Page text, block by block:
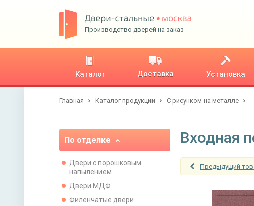
Производство дверей на заказ
Каталог Доставка Установка
Главная Каталог продукции С рисунком на металле
По отделке
Двери с порошковым
напылением
Двери МДФ
Филенчатые двери
Входная
Предыдущий